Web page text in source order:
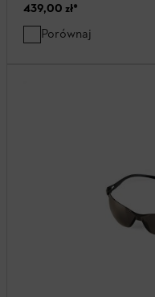
439,00 zł*
Porównaj